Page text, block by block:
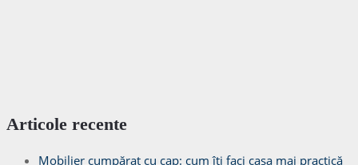
Articole recente
Mobilier cumpărat cu cap: cum îți faci casa mai practică